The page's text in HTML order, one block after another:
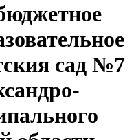
сад №7